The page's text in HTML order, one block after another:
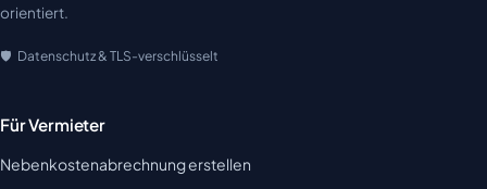
orientiert.
Datenschutz & TLS-verschlüsselt
Für Vermieter
Nebenkostenabrechnung erstellen